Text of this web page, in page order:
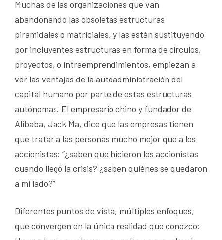
Muchas de las organizaciones que van
abandonando las obsoletas estructuras
piramidales o matriciales, y las están sustituyendo
por incluyentes estructuras en forma de círculos,
proyectos, o intraemprendimientos, empiezan a
ver las ventajas de la autoadministración del
capital humano por parte de estas estructuras
autónomas. El empresario chino y fundador de
Alibaba, Jack Ma, dice que las empresas tienen
que tratar a las personas mucho mejor que a los
accionistas: “¿saben que hicieron los accionistas
cuando llegó la crisis? ¿saben quiénes se quedaron
a mi lado?”
Diferentes puntos de vista, múltiples enfoques,
que convergen en la única realidad que conozco: